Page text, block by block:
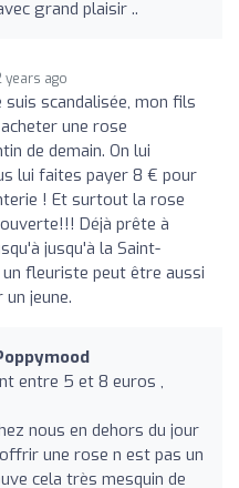
grand plaisir ..
years ago
suis scandalisée, mon fils
une rose
de demain. On lui
lui faites payer 8 € pour
! Et surtout la rose
Déjà prête à
jusqu'à la Saint-
fleuriste peut être aussi
jeune.
entre 5 et 8 euros ,
nous en dehors du jour
une rose n est pas un
cela très mesquin de